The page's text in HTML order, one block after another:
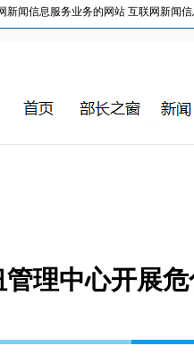
闻信息服务业务的网站 互联网新闻信
理中心开展